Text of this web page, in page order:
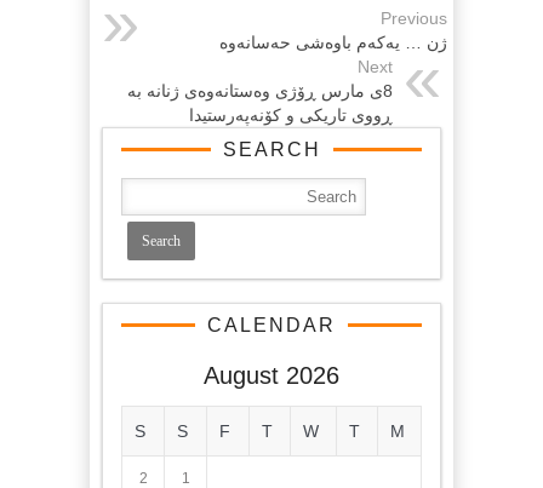
Previous
ژن … یه‌که‌م باوه‌شی حه‌سانه‌وه‌
Next
8ی مارس ڕۆژی وه‌ستانه‌وه‌ی ژنانه‌ به‌
ڕووی ‌تاریکی و کۆنه‌په‌رستیدا
SEARCH
CALENDAR
August 2026
M
T
W
T
F
S
S
1
2